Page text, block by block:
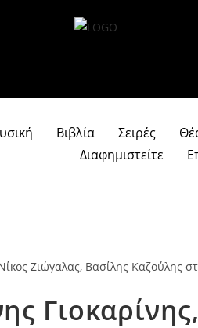
Βιβλία Σειρές
Διαφημιστείτε